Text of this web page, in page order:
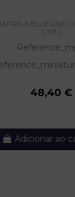
A BLUE LINE |
LINE |...
48,40 €
Adicionar ao